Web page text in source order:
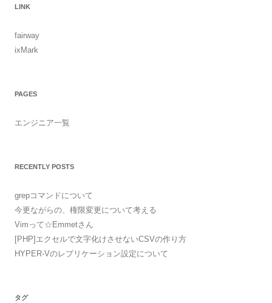
LINK
fairway
ixMark
PAGES
エンジニア一覧
RECENTLY POSTS
grepコマンドについて
今更ながらの、権限変更について考える
Vimって☆Emmetさん
[PHP]エクセルで文字化けさせないCSVの作り方
HYPER-Vのレプリケーション設定について
タグ